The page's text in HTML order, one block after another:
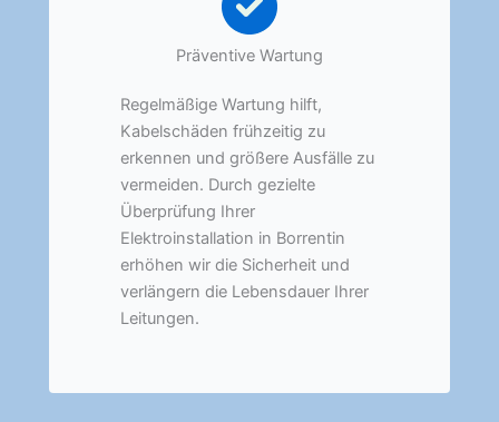
Präventive Wartung
Regelmäßige Wartung hilft,
Kabelschäden frühzeitig zu
erkennen und größere Ausfälle zu
vermeiden. Durch gezielte
Überprüfung Ihrer
Elektroinstallation in Borrentin
erhöhen wir die Sicherheit und
verlängern die Lebensdauer Ihrer
Leitungen.